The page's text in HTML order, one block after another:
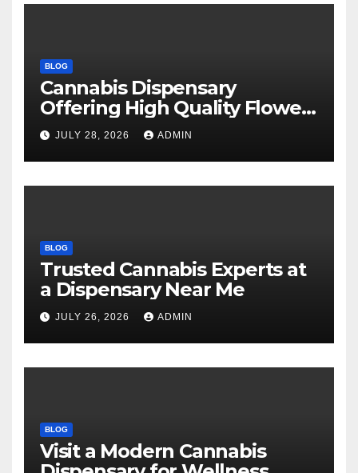
BLOG
Cannabis Dispensary
Offering High Quality Flower
Selections
JULY 28, 2026 ADMIN
BLOG
Trusted Cannabis Experts at
a Dispensary Near Me
JULY 26, 2026 ADMIN
BLOG
Visit a Modern Cannabis